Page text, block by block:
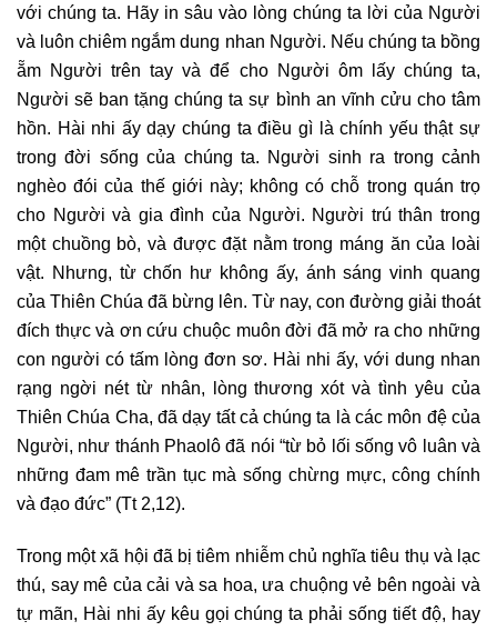
với chúng ta. Hãy in sâu vào lòng chúng ta lời của Người
và luôn chiêm ngắm dung nhan Người. Nếu chúng ta bồng
ẵm Người trên tay và để cho Người ôm lấy chúng ta,
Người sẽ ban tặng chúng ta sự bình an vĩnh cửu cho tâm
hồn. Hài nhi ấy dạy chúng ta điều gì là chính yếu thật sự
trong đời sống của chúng ta. Người sinh ra trong cảnh
nghèo đói của thế giới này; không có chỗ trong quán trọ
cho Người và gia đình của Người. Người trú thân trong
một chuồng bò, và được đặt nằm trong máng ăn của loài
vật. Nhưng, từ chốn hư không ấy, ánh sáng vinh quang
của Thiên Chúa đã bừng lên. Từ nay, con đường giải thoát
đích thực và ơn cứu chuộc muôn đời đã mở ra cho những
con người có tấm lòng đơn sơ. Hài nhi ấy, với dung nhan
rạng ngời nét từ nhân, lòng thương xót và tình yêu của
Thiên Chúa Cha, đã dạy tất cả chúng ta là các môn đệ của
Người, như thánh Phaolô đã nói “từ bỏ lối sống vô luân và
những đam mê trần tục mà sống chừng mực, công chính
và đạo đức” (Tt 2,12).
Trong một xã hội đã bị tiêm nhiễm chủ nghĩa tiêu thụ và lạc
thú, say mê của cải và sa hoa, ưa chuộng vẻ bên ngoài và
tự mãn, Hài nhi ấy kêu gọi chúng ta phải sống tiết độ, hay